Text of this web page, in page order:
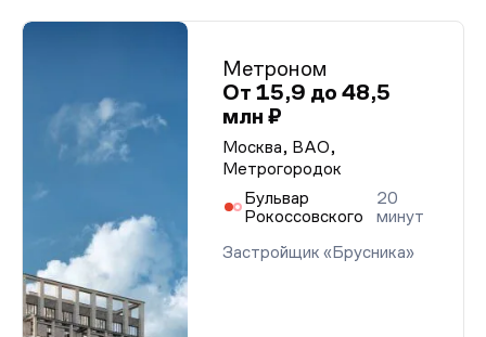
Метроном
От 15,9 до 48,5
млн ₽
Москва, ВАО,
Метрогородок
Бульвар
Рокоссовского
20
минут
Застройщик «Брусника»